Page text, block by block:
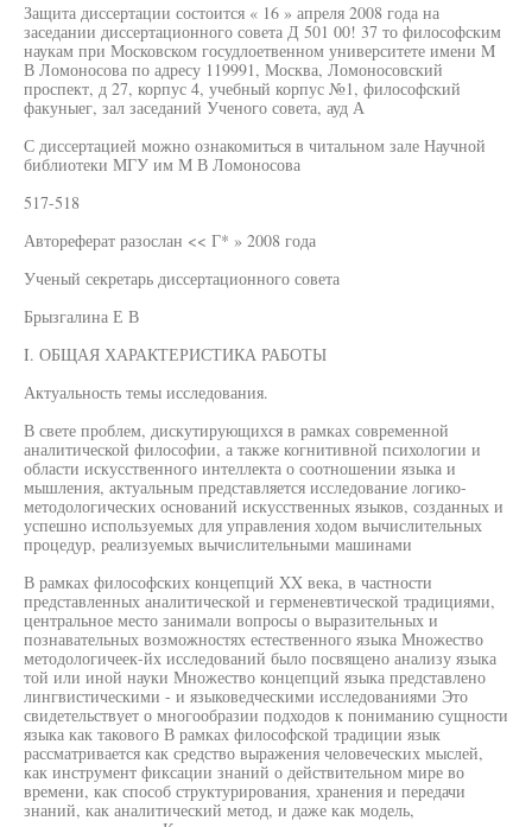
Защита диссертации состоится « 16 » апреля 2008 года на
заседании диссертационного совета Д 501 00! 37 то философским
наукам при Московском госудлоетвенном университете имени M
В Ломоносова по адресу 119991, Москва, Ломоносовский
проспект, д 27, корпус 4, учебный корпус №1, философский
факуныег, зал заседаний Ученого совета, ауд А
С диссертацией можно ознакомиться в читальном зале Научной
библиотеки МГУ им М В Ломоносова
517-518
Автореферат разослан << Г* » 2008 года
Ученый секретарь диссертационного совета
Брызгалина Е В
I. ОБЩАЯ ХАРАКТЕРИСТИКА РАБОТЫ
Актуальность темы исследования.
В свете проблем, дискутирующихся в рамках современной
аналитической философии, а также когнитивной психологии и
области искусственного интеллекта о соотношении языка и
мышления, актуальным представляется исследование логико-
методологических оснований искусственных языков, созданных и
успешно используемых для управления ходом вычислительных
процедур, реализуемых вычислительными машинами
В рамках философских концепций XX века, в частности
представленных аналитической и герменевтической традициями,
центральное место занимали вопросы о выразительных и
познавательных возможностях естественного языка Множество
методологичеек-йх исследований было посвящено анализу языка
той или иной науки Множество концепций языка представлено
лингвистическими - и языковедческими исследованиями Это
свидетельствует о многообразии подходов к пониманию сущности
языка как такового В рамках философской традиции язык
рассматривается как средство выражения человеческих мыслей,
как инструмент фиксации знаний о действительном мире во
времени, как способ структурирования, хранения и передачи
знаний, как аналитический метод, и даже как модель,